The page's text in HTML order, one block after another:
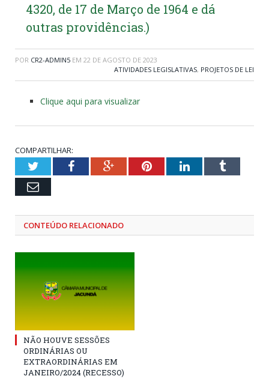
4320, de 17 de Março de 1964 e dá
outras providências.)
POR CR2-ADMIN5 EM 22 DE AGOSTO DE 2023
ATIVIDADES LEGISLATIVAS, PROJETOS DE LEI
Clique aqui para visualizar
COMPARTILHAR:
TwitterFacebookGoogle+PinterestLinkedInTumblr
Email
CONTEÚDO RELACIONADO
NÃO HOUVE SESSÕES
ORDINÁRIAS OU
EXTRAORDINÁRIAS EM
JANEIRO/2024 (RECESSO)